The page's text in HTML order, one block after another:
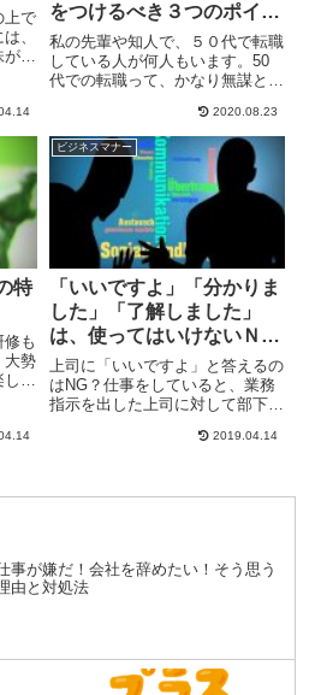
上で
、
あ
をつけるべき３つのポイン
ト
私の先輩や知人で、５０代で転職
している人が何人もいます。50
代での転職って、かなり無謀とい
2020.08.23
特
も
大勢
ビジネスマナー
「いいですよ」「分かりま
した」「了解しました」
は、使ってはいけないＮＧ
ワードか？！
上司に「いいですよ」と答えるの
はNG？仕事をしていると、業務
指示を出した上司に対して部下が
2019.04.14
事が嫌だ！会社を辞めたい！そう思う
由と対処法